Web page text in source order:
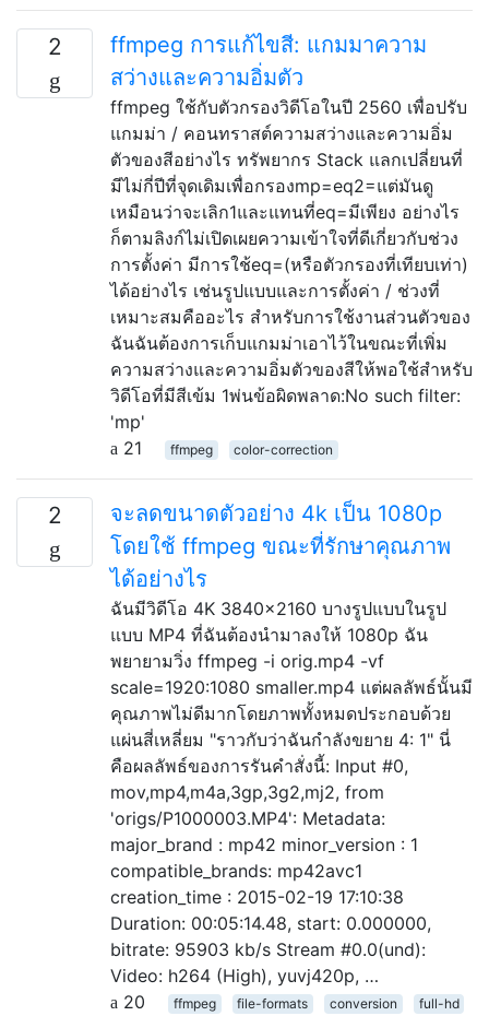
2
ffmpeg การแก้ไขสี: แกมมาความ
สว่างและความอิ่มตัว
ffmpeg ใช้กับตัวกรองวิดีโอในปี 2560 เพื่อปรับ
แกมม่า / คอนทราสต์ความสว่างและความอิ่ม
ตัวของสีอย่างไร ทรัพยากร Stack แลกเปลี่ยนที่
มีไม่กี่ปีที่จุดเดิมเพื่อกรองmp=eq2=แต่มันดู
เหมือนว่าจะเลิก1และแทนที่eq=มีเพียง อย่างไร
ก็ตามลิงก์ไม่เปิดเผยความเข้าใจที่ดีเกี่ยวกับช่วง
การตั้งค่า มีการใช้eq=(หรือตัวกรองที่เทียบเท่า)
ได้อย่างไร เช่นรูปแบบและการตั้งค่า / ช่วงที่
เหมาะสมคืออะไร สำหรับการใช้งานส่วนตัวของ
ฉันฉันต้องการเก็บแกมม่าเอาไว้ในขณะที่เพิ่ม
ความสว่างและความอิ่มตัวของสีให้พอใช้สำหรับ
วิดีโอที่มีสีเข้ม 1พ่นข้อผิดพลาด:No such filter:
'mp'
21
ffmpeg color-correction
2
จะลดขนาดตัวอย่าง 4k เป็น 1080p
โดยใช้ ffmpeg ขณะที่รักษาคุณภาพ
ได้อย่างไร
ฉันมีวิดีโอ 4K 3840x2160 บางรูปแบบในรูป
แบบ MP4 ที่ฉันต้องนำมาลงให้ 1080p ฉัน
พยายามวิ่ง ffmpeg -i orig.mp4 -vf
scale=1920:1080 smaller.mp4 แต่ผลลัพธ์นั้นมี
คุณภาพไม่ดีมากโดยภาพทั้งหมดประกอบด้วย
แผ่นสี่เหลี่ยม "ราวกับว่าฉันกำลังขยาย 4: 1" นี่
คือผลลัพธ์ของการรันคำสั่งนี้: Input #0,
mov,mp4,m4a,3gp,3g2,mj2, from
'origs/P1000003.MP4': Metadata:
major_brand : mp42 minor_version : 1
compatible_brands: mp42avc1
creation_time : 2015-02-19 17:10:38
Duration: 00:05:14.48, start: 0.000000,
bitrate: 95903 kb/s Stream #0.0(und):
Video: h264 (High), yuvj420p, …
20
ffmpeg file-formats conversion
full-hd